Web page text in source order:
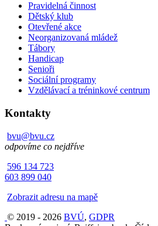
Pravidelná činnost
Dětský klub
Otevřené akce
Neorganizovaná mládež
Tábory
Handicap
Senioři
Sociální programy
Vzdělávací a tréninkové centrum
Kontakty
bvu@bvu.cz
odpovíme co nejdříve
596 134 723
603 899 040
Zobrazit adresu na mapě
© 2019 - 2026 BVÚ, GDPR